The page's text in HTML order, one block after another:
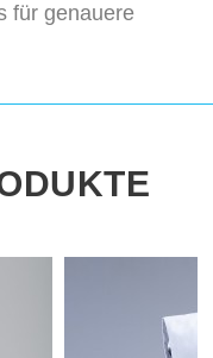
für genauere